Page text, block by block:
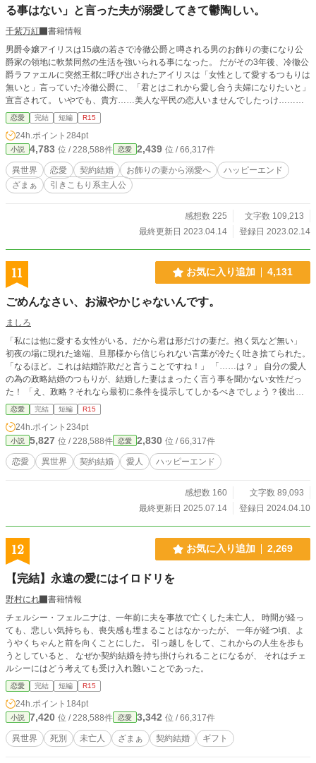
る事はない」と言った夫が溺愛してきて鬱陶しい。
千紫万紅
書籍情報
男爵令嬢アイリスは15歳の若さで冷徹公爵と噂される男のお飾りの妻になり公
爵家の領地に軟禁同然の生活を強いられる事になった。 だがその3年後、冷徹公
爵ラファエルに突然王都に呼び出されたアイリスは「女性として愛するつもりは
無いと」言っていた冷徹公爵に、「君とはこれから愛し合う夫婦になりたいと」
宣言されて。 いやでも、貴方……美人な平民の恋人いませんでしたっけ……？
と、お飾りの妻生活を謳歌していた 引きこもり はとても嫌そうな顔をした。
恋愛 完結 短編 R15
24h.ポイント 284pt
小説 4,783 位 / 228,588件 恋愛 2,439 位 / 66,317件
異世界 恋愛 契約結婚 お飾りの妻から溺愛へ
ハッピーエンド
ざまぁ
引きこもり系主人公
感想数 225
文字数 109,213
最終更新日 2023.04.14
登録日 2023.02.14
11 お気に入り追加 4,131
ごめんなさい、お淑やかじゃないんです。
ましろ
「私には他に愛する女性がいる。だから君は形だけの妻だ。抱く気など無い」
初夜の場に現れた途端、旦那様から信じられない言葉が冷たく吐き捨てられた。
「なるほど。これは結婚詐欺だと言うことですね！」 「……は？」 自分の愛人
の為の政略結婚のつもりが、結婚した妻はまったく言う事を聞かない女性だっ
た！ 「え、政略？それなら最初に条件を提示してしかるべきでしょう？後出し
でその様なことを言い出すのは詐欺の手口ですよ」 「ちなみに実家への愛は欠
片もないので、経済的に追い込んでも私は何も困りません」 口を開けば生意気
恋愛 完結 短編 R15
24h.ポイント 234pt
小説 5,827 位 / 228,588件 恋愛 2,830 位 / 66,317件
恋愛 異世界 契約結婚 愛人 ハッピーエンド
感想数 160
文字数 89,093
最終更新日 2025.07.14
登録日 2024.04.10
12 お気に入り追加 2,269
【完結】永遠の愛にはイロドリを
野村にれ
書籍情報
チェルシー・フェルニナは、一年前に夫を事故で亡くした未亡人。 時間が経っ
ても、悲しい気持ちも、喪失感も埋まることはなかったが、 一年が経つ頃、よ
うやくちゃんと前を向くことにした。 引っ越しをして、これからの人生を歩も
うとしていると、 なぜか契約結婚を持ち掛けられることになるが、 それはチェ
ルシーにはどう考えても受け入れ難いことであった。
恋愛 完結 短編 R15
24h.ポイント 184pt
小説 7,420 位 / 228,588件 恋愛 3,342 位 / 66,317件
異世界 死別 未亡人 ざまぁ 契約結婚 ギフト